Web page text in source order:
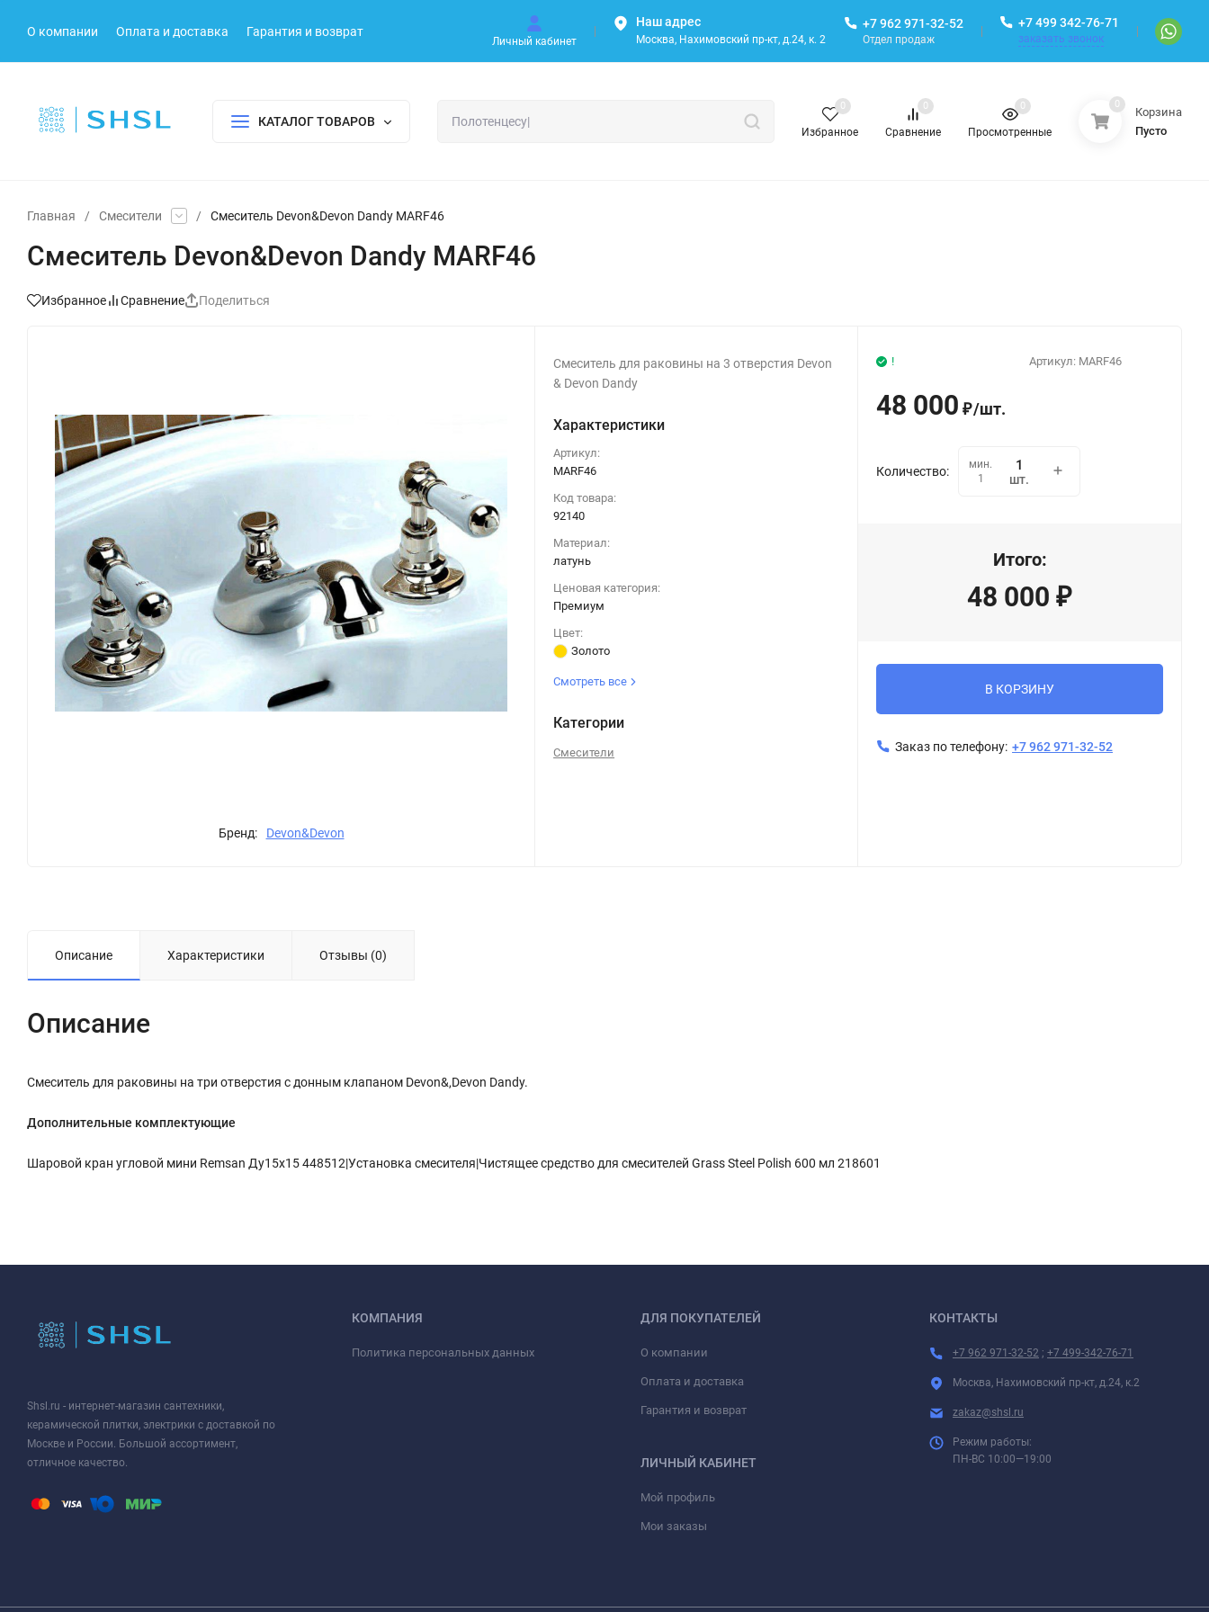
О компании Оплата и доставка Гарантия и возврат
Личный кабинет
Наш адрес
Москва, Нахимовский пр-кт, д.24, к. 2
+7 962 971-32-52
Отдел продаж
+7 499 342-76-71
заказать звонок
КАТАЛОГ ТОВАРОВ
Избранное
0
Сравнение
0
Просмотренные
0 0
Корзина
Пусто
Главная / Смесители / Смеситель Devon&Devon Dandy MARF46
Смеситель Devon&Devon Dandy MARF46
Избранное Сравнение Поделиться
Бренд: Devon&Devon
Смеситель для раковины на 3 отверстия Devon
& Devon Dandy
Характеристики
Артикул:
MARF46
Код товара:
92140
Материал:
латунь
Ценовая категория:
Премиум
Цвет:
Золото
Смотреть все
Категории
Смесители
Артикул: MARF46
!
48 000 ₽/шт.
Количество:
мин.
1
шт.
Итого:
48 000 ₽
В КОРЗИНУ
Заказ по телефону: +7 962 971-32-52
Описание Характеристики Отзывы (0)
Описание
Смеситель для раковины на три отверстия с донным клапаном Devon&,Devon Dandy.
Дополнительные комплектующие
Шаровой кран угловой мини Remsan Ду15х15 448512|Установка смесителя|Чистящее средство для смесителей Grass Steel Polish 600 мл 218601
Shsl.ru - интернет-магазин сантехники,
керамической плитки, электрики с доставкой по
Москве и России. Большой ассортимент,
отличное качество.
КОМПАНИЯ
Политика персональных данных
ДЛЯ ПОКУПАТЕЛЕЙ
О компании
Оплата и доставка
Гарантия и возврат
ЛИЧНЫЙ КАБИНЕТ
Мой профиль
Мои заказы
КОНТАКТЫ
+7 962 971-32-52 ; +7 499-342-76-71
Москва, Нахимовский пр-кт, д.24, к.2
zakaz@shsl.ru
Режим работы:
ПН-ВС 10:00—19:00